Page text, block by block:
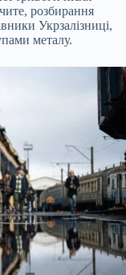
розбирання
Укрзалізниці,
металу.